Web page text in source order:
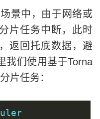
= chunk + 1
({"msg":"ok"
景中，由于网络或
片任务中断，此时
返回托底数据，避
我们使用基于Torna
片任务：